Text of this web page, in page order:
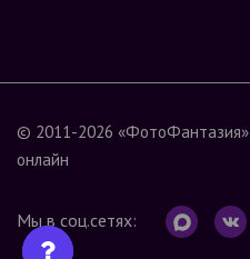
© 2011-2026 «ФотоФантазия»
онлайн
Мы в соц.сетях: